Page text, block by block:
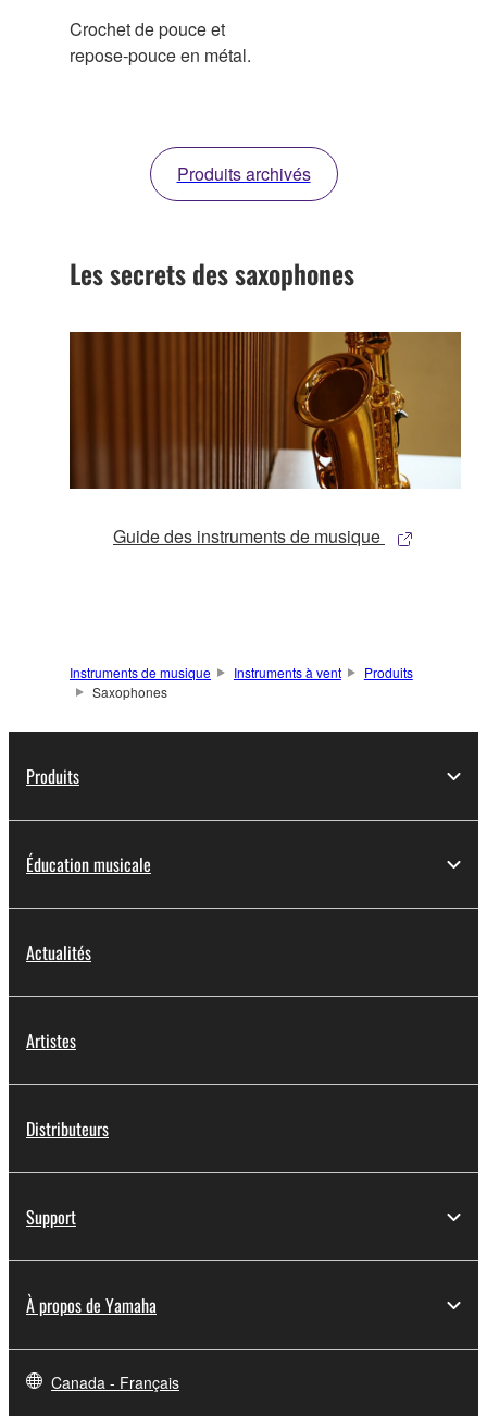
Crochet de pouce et
repose‑pouce en métal.
Produits archivés
Les secrets des saxophones
Guide des instruments de musique
Instruments de musique Instruments à vent
Produits
Saxophones
Produits
Éducation musicale
Actualités
Artistes
Distributeurs
Support
À propos de Yamaha
Canada - Français